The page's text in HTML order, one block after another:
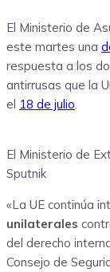
El Ministerio de
este martes una
respuesta a los
antirrusas que la
el 18 de julio
El Ministerio de
Sputnik
«La UE continúa
unilaterales
del derecho
Consejo de